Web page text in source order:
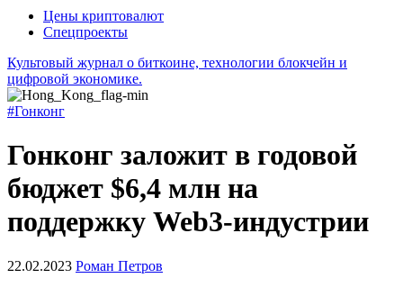
Цены криптовалют
Спецпроекты
Культовый журнал о биткоине, технологии блокчейн и
цифровой экономике.
#Гонконг
Гонконг заложит в годовой
бюджет $6,4 млн на
поддержку Web3-индустрии
22.02.2023 Роман Петров